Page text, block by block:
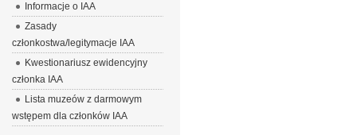
Informacje o IAA
Zasady
członkostwa/legitymacje IAA
Kwestionariusz ewidencyjny
członka IAA
Lista muzeów z darmowym
wstępem dla członków IAA